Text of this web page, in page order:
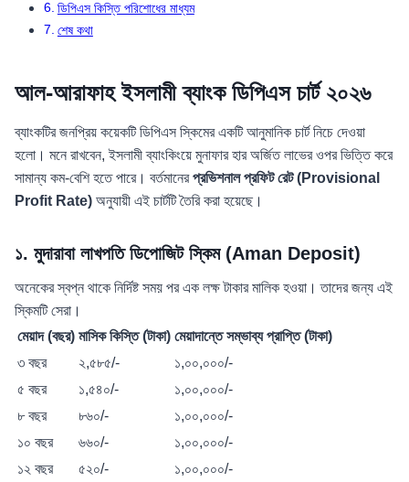
ডিপিএস কিস্তি পরিশোধের মাধ্যম
শেষ কথা
আল-আরাফাহ ইসলামী ব্যাংক ডিপিএস চার্ট ২০২৬
ব্যাংকটির জনপ্রিয় কয়েকটি ডিপিএস স্কিমের একটি আনুমানিক চার্ট নিচে দেওয়া
হলো। মনে রাখবেন, ইসলামী ব্যাংকিংয়ে মুনাফার হার অর্জিত লাভের ওপর ভিত্তি করে
সামান্য কম-বেশি হতে পারে। বর্তমানেরপ্রভিশনাল প্রফিট রেট (Provisional
Profit Rate) অনুযায়ী এই চার্টটি তৈরি করা হয়েছে।
১. মুদারাবা লাখপতি ডিপোজিট স্কিম (Aman Deposit)
অনেকের স্বপ্ন থাকে নির্দিষ্ট সময় পর এক লক্ষ টাকার মালিক হওয়া। তাদের জন্য এই
স্কিমটি সেরা।
মেয়াদ (বছর) মাসিক কিস্তি (টাকা) মেয়াদান্তে সম্ভাব্য প্রাপ্তি (টাকা)
৩ বছর
২,৫৮৫/-
১,০০,০০০/-
৫ বছর
১,৫৪০/-
১,০০,০০০/-
৮ বছর
৮৬০/-
১,০০,০০০/-
১০ বছর
৬৬০/-
১,০০,০০০/-
১২ বছর
৫২০/- ১,০০,০০০/-